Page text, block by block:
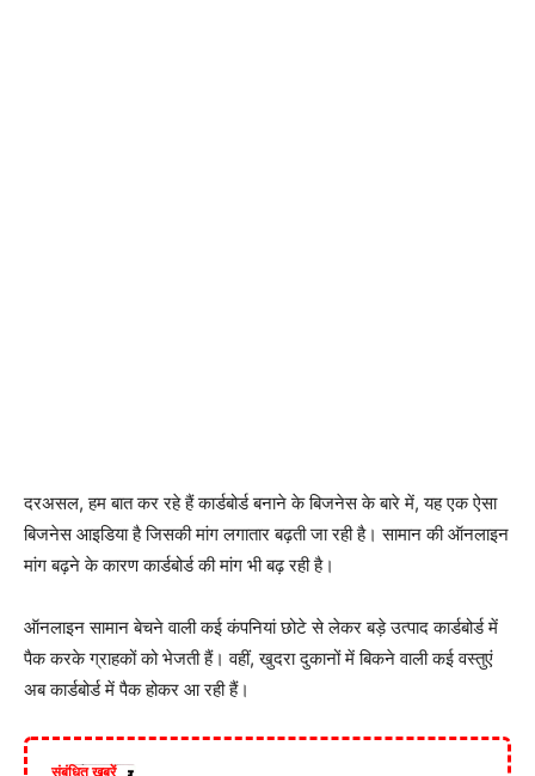
दरअसल, हम बात कर रहे हैं कार्डबोर्ड बनाने के बिजनेस के बारे में, यह एक ऐसा
बिजनेस आइडिया है जिसकी मांग लगातार बढ़ती जा रही है। सामान की ऑनलाइन
मांग बढ़ने के कारण कार्डबोर्ड की मांग भी बढ़ रही है।
ऑनलाइन सामान बेचने वाली कई कंपनियां छोटे से लेकर बड़े उत्पाद कार्डबोर्ड में
पैक करके ग्राहकों को भेजती हैं। वहीं, खुदरा दुकानों में बिकने वाली कई वस्तुएं
अब कार्डबोर्ड में पैक होकर आ रही हैं।
संबंधित खबरें